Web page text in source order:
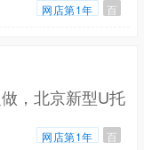
网店第1年 百
，北京新型U托
网店第1年 百